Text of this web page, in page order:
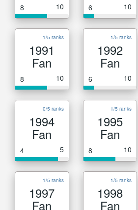
8 10 6 10
1/5 ranks
1991
Fan
8 10
1/5 ranks
1992
Fan
6 10
0/5 ranks
1994
Fan
4 5
1/5 ranks
1995
Fan
8 10
1/5 ranks
1997
Fan
1/5 ranks
1998
Fan